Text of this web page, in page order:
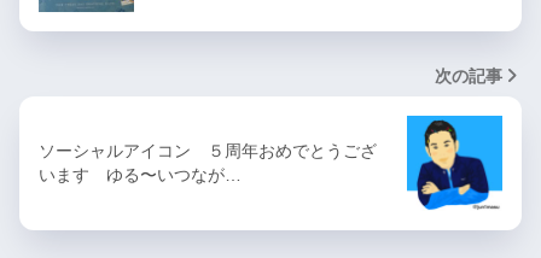
次の記事
ソーシャルアイコン ５周年おめでとうござ
います ゆる〜いつなが…